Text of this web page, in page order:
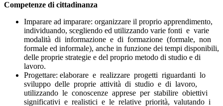
Competenze di cittadinanza
Imparare ad imparare: organizzare il proprio apprendimento,
individuando, scegliendo ed utilizzando varie fonti e varie
modalità di informazione e di formazione (formale, non
formale ed informale), anche in funzione dei tempi disponibili,
delle proprie strategie e del proprio metodo di studio e di
lavoro.
Progettare: elaborare e realizzare progetti riguardanti lo
sviluppo delle proprie attività di studio e di lavoro,
utilizzando le conoscenze apprese per stabilire obiettivi
significativi e realistici e le relative priorità, valutando i